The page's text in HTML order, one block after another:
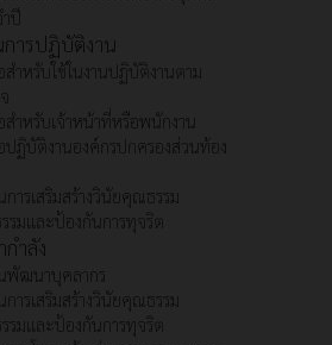
ปี
การปฏิบัติงาน
สำหรับใช้ในงานปฏิบัติงานตาม
สำหรับเจ้าหน้าที่หรือพนักงาน
ปฏิบัติงานองค์กรปกครองส่วนท้อง
ารเสริมสร้างวินัยคุณธรรม
รมและป้องกันการทุจริต
ำลัง
พัฒนาบุคลากร
ารเสริมสร้างวินัยคุณธรรม
รมและป้องกันการทุจริต